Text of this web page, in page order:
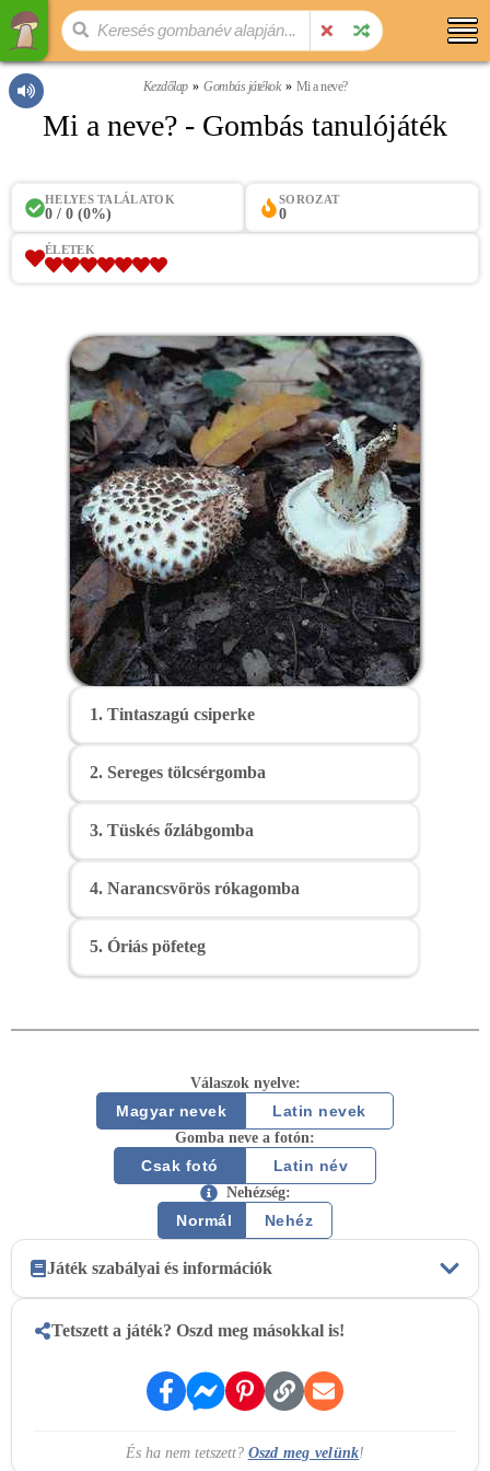
Kezdőlap Gombás játékok Mi a neve?
Mi a neve? - Gombás tanulójáték
ÉLETEK
HELYES TALÁLATOK
0 / 0 (0%)
SOROZAT
0
1. Tintaszagú csiperke
2. Sereges tölcsérgomba
3. Tüskés őzlábgomba
4. Narancsvörös rókagomba
5. Óriás pöfeteg
Válaszok nyelve:
Magyar nevek Latin nevek
Gomba neve a fotón:
Csak fotó Latin név
Nehézség:
Normál Nehéz
Játék szabályai és információk
A játék lényege
kiválasztanod a helyeset. A cél, hogy minél több gombát
helyesen azonosíts, mielőtt elfogynak az életpontjaid. A játék
eredményeidet, és tanulhatsz a hibáidból.
Tetszett a játék? Oszd meg másokkal is!
És ha nem tetszett? Oszd meg velünk!